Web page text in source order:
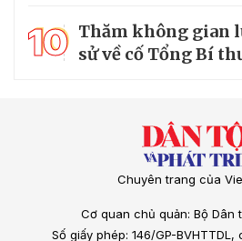
10 Thăm không gian
sử về cố Tổng Bí
Chuyên trang của
Cơ quan chủ quản: Bộ Dân
Số giấy phép: 146/GP-BVHTTDL,